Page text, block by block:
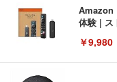
Amazon
体験 | ス
￥9,980